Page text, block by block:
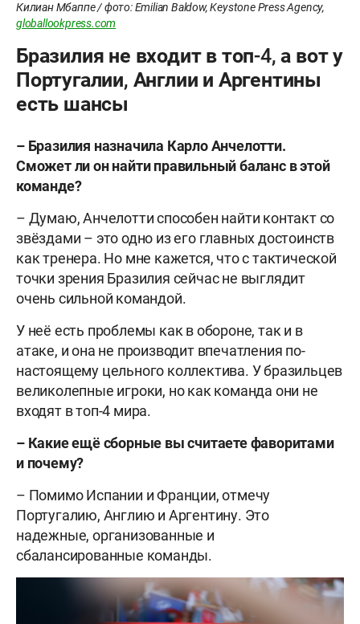
Килиан Мбаппе / фото: Emilian Baldow, Keystone Press Agency,
globallookpress.com
Бразилия не входит в топ-4, а вот у
Португалии, Англии и Аргентины
есть шансы
– Бразилия назначила Карло Анчелотти.
Сможет ли он найти правильный баланс в этой
команде?
– Думаю, Анчелотти способен найти контакт со
звёздами – это одно из его главных достоинств
как тренера. Но мне кажется, что с тактической
точки зрения Бразилия сейчас не выглядит
очень сильной командой.
У неё есть проблемы как в обороне, так и в
атаке, и она не производит впечатления по-
настоящему цельного коллектива. У бразильцев
великолепные игроки, но как команда они не
входят в топ-4 мира.
– Какие ещё сборные вы считаете фаворитами
и почему?
– Помимо Испании и Франции, отмечу
Португалию, Англию и Аргентину. Это
надежные, организованные и
сбалансированные команды.